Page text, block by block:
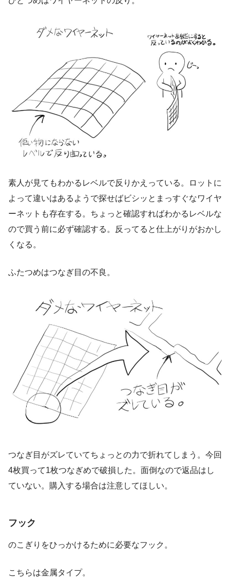
素人が見てもわかるレベルで反りかえっている。ロットに
よって違いはあるようで探せばビシッとまっすぐなワイヤ
ーネットも存在する。ちょっと確認すればわかるレベルな
ので買う前に必ず確認する。反ってると仕上がりがおかし
くなる。
ふたつめはつなぎ目の不良。
つなぎ目がズレていてちょっとの力で折れてしまう。今回
4枚買って1枚つなぎめで破損した。面倒なので返品はし
ていない。購入する場合は注意してほしい。
フック
のこぎりをひっかけるために必要なフック。
こちらは金属タイプ。